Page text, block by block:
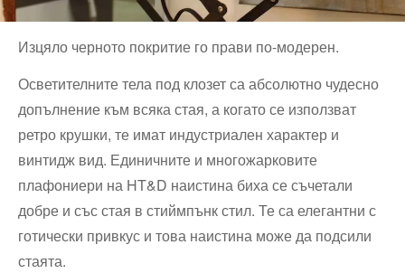
Изцяло черното покритие го прави по-модерен.
Осветителните тела под клозет са абсолютно чудесно
допълнение към всяка стая, а когато се използват
ретро крушки, те имат индустриален характер и
винтидж вид. Единичните и многожарковите
плафониери на HT&D наистина биха се съчетали
добре и със стая в стиймпънк стил. Те са елегантни с
готически привкус и това наистина може да подсили
стаята.